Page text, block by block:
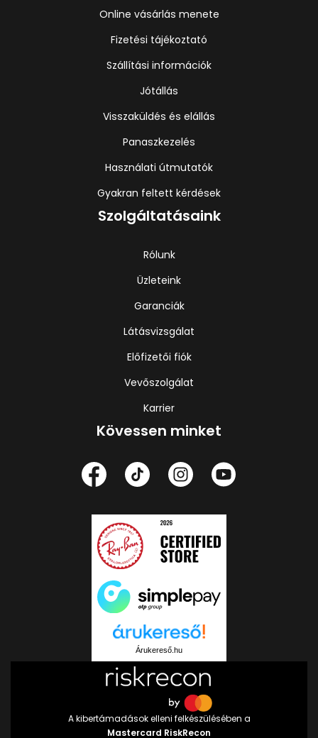
Online vásárlás menete
Fizetési tájékoztató
Szállítási információk
Jótállás
Visszaküldés és elállás
Panaszkezelés
Használati útmutatók
Gyakran feltett kérdések
Szolgáltatásaink
Rólunk
Üzleteink
Garanciák
Látásvizsgálat
Előfizetői fiók
Vevőszolgálat
Karrier
Kövessen minket
Árukereső.hu
A kibertámadások elleni felkészülésében a
Mastercard RiskRecon